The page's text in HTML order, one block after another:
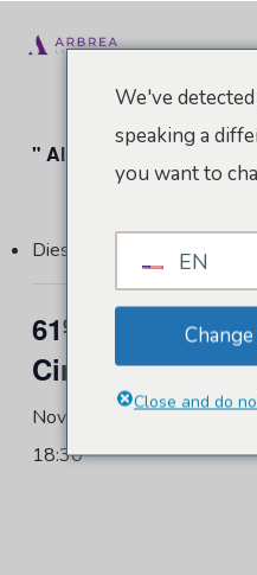
Hauptinhalt
" Alle Veranstaltungen
Diese Veranstaltung hat
61º Congresso
Cirurgia Plástica
November 12, 2025 @
18:30
We've
speaking a
you want to
EN
Close and do